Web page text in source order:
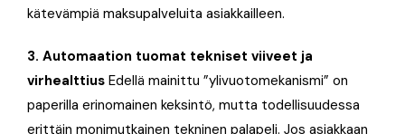
kätevämpiä maksupalveluita asiakkailleen.
3. Automaation tuomat tekniset viiveet ja
virhealttius Edellä mainittu ”ylivuotomekanismi” on
paperilla erinomainen keksintö, mutta todellisuudessa
erittäin monimutkainen tekninen palapeli. Jos asiakkaan